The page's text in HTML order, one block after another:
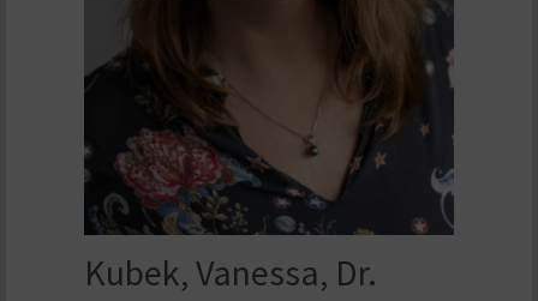
Kubek, Vanessa, Dr.